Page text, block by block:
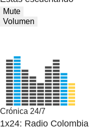
Mute
Volumen
Crónica 24/7
1x24: Radio Colombia